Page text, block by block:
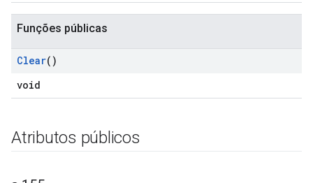
Funções públicas
Clear()
void
Atributos públicos